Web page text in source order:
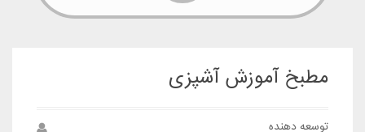
مطبخ آموزش آشپزی
توسعه دهنده